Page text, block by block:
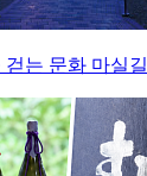
걷는 문화 마실길